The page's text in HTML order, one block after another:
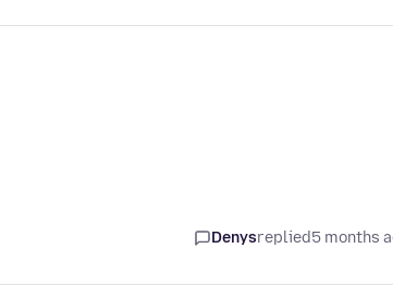
Denysreplied5 months